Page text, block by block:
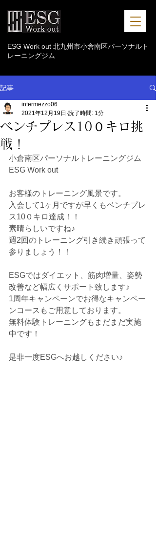
ESG Work out 北九州市小倉南区パーソナルト
レーニングジム
記事
ベンチプレス10０キロ挑
戦！
intermezzo06
2021年12月19日 読了時間: 1分
小倉南区パーソナルトレーニングジム
ESG Work out
お客様のトレーニング風景です。
入会して1ヶ月ですが早くもベンチプレ
ス10０キロ達成！！
素晴らしいですね♪
週2回のトレーニング引き続き頑張って
参りましょう！！
ESGではダイエット、筋肉増量、姿勢
改善など幅広くサポート致します♪
1周年キャンペーンでお得なキャンペー
ンコースもご用意しております。
無料体験トレーニングもまだまだ実施
中です！
是非一度ESGへお越しください♪